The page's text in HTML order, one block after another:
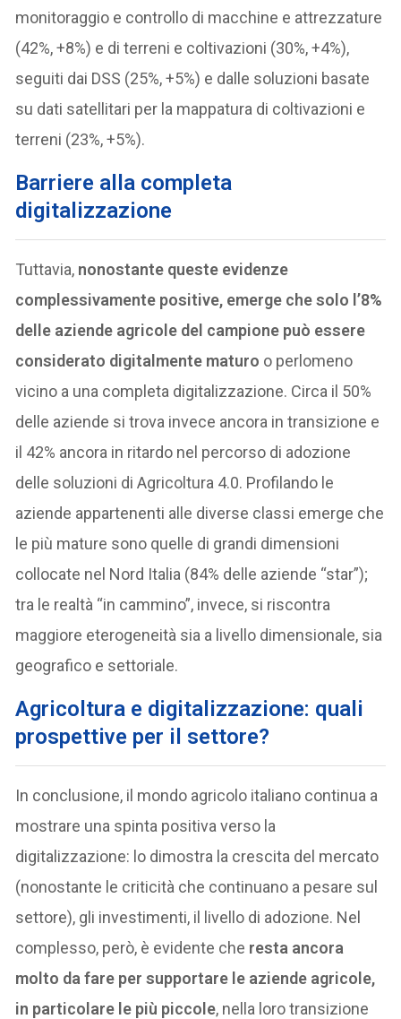
monitoraggio e controllo di macchine e attrezzature
(42%, +8%) e di terreni e coltivazioni (30%, +4%),
seguiti dai DSS (25%, +5%) e dalle soluzioni basate
su dati satellitari per la mappatura di coltivazioni e
terreni (23%, +5%).
Barriere alla completa
digitalizzazione
Tuttavia, nonostante queste evidenze
complessivamente positive, emerge che solo l’8%
delle aziende agricole del campione può essere
considerato digitalmente maturo o perlomeno
vicino a una completa digitalizzazione. Circa il 50%
delle aziende si trova invece ancora in transizione e
il 42% ancora in ritardo nel percorso di adozione
delle soluzioni di Agricoltura 4.0. Profilando le
aziende appartenenti alle diverse classi emerge che
le più mature sono quelle di grandi dimensioni
collocate nel Nord Italia (84% delle aziende “star”);
tra le realtà “in cammino”, invece, si riscontra
maggiore eterogeneità sia a livello dimensionale, sia
geografico e settoriale.
Agricoltura e digitalizzazione: quali
prospettive per il settore?
In conclusione, il mondo agricolo italiano continua a
mostrare una spinta positiva verso la
digitalizzazione: lo dimostra la crescita del mercato
(nonostante le criticità che continuano a pesare sul
settore), gli investimenti, il livello di adozione. Nel
complesso, però, è evidente che resta ancora
molto da fare per supportare le aziende agricole,
in particolare le più piccole, nella loro transizione